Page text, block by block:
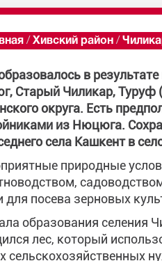
/ Хивский район /
в
Старый Чиликар, Туруф
округа. Есть
из Нюцюга.
села Кашкент в
природные
для посева зерновых
образования селения
лес, который
сельскохозяйственных